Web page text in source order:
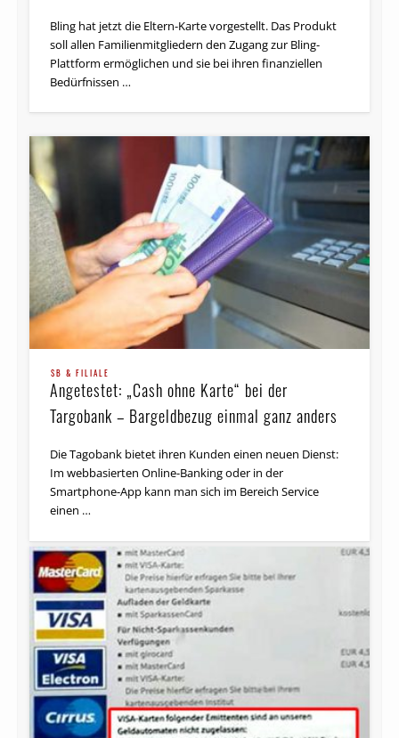
Bling hat jetzt die Eltern-Karte vorgestellt. Das Produkt
soll allen Familienmitgliedern den Zugang zur Bling-
Plattform ermöglichen und sie bei ihren finanziellen
Bedürfnissen …
SB & FILIALE
Angetestet: „Cash ohne Karte“ bei der
Targobank – Bargeld­bezug einmal ganz anders
Die Tagobank bietet ihren Kunden einen neuen Dienst:
Im webbasierten Online-Banking oder in der
Smartphone-App kann man sich im Bereich Service
einen …